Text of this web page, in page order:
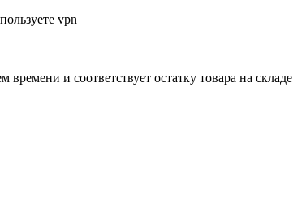
vpn
времени и соответствует остатку товара на складе